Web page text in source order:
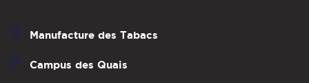
Manufacture des Tabacs
Campus des Quais